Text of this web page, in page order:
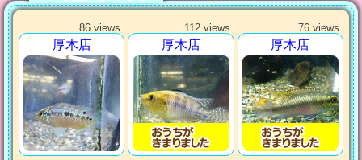
86 views
厚木店
112 views
厚木店
76 views
厚木店